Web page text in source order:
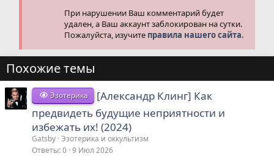
При нарушении Ваш комментарий будет
удален, а Ваш аккаунт заблокирован на сутки.
Пожалуйста, изучите правила нашего сайта.
Похожие темы
Эзотерика
[Александр Клинг] Как
предвидеть будущие неприятности и
избежать их! (2024)
Gatsby Эзотерика и оккультизм
Ответы 0 9 Июл 2026